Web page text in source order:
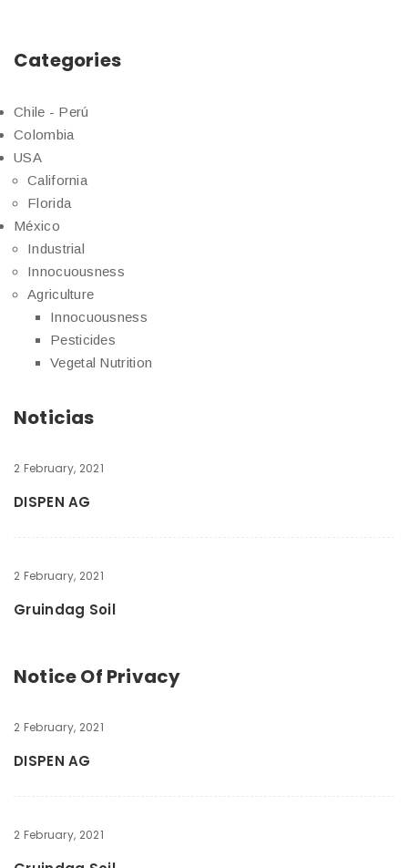
Categories
Chile - Perú
Colombia
USA
California
Florida
México
Industrial
Innocuousness
Agriculture
Innocuousness
Pesticides
Vegetal Nutrition
Noticias
2 February, 2021
DISPEN AG
2 February, 2021
Gruindag Soil
Notice Of Privacy
2 February, 2021
DISPEN AG
2 February, 2021